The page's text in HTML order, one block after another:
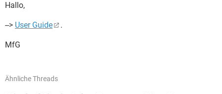
Hallo,
--> User Guide .
MfG
Ähnliche Threads